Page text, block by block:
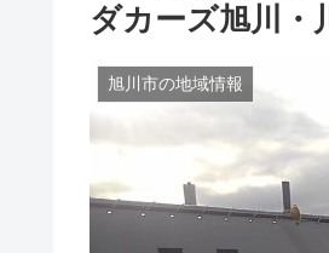
ダカーズ旭川・
旭川市の地域情報